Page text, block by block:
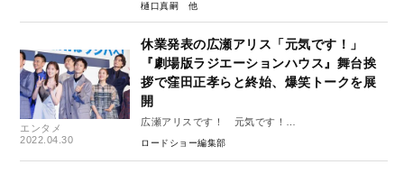
樋口真嗣
エンタメ
2022.04.30
休業発表の広瀬アリス「元気です！」
『劇場版ラジエーションハウス』舞台挨
拶で窪田正孝らと終始、爆笑トークを展
開
広瀬アリスです！ 元気です！
ロードショー編集部